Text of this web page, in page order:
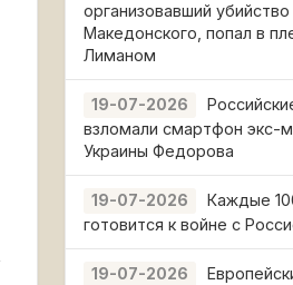
организовавший
Македонского, попал в
Лиманом
19-07-2026
взломали смартфон экс-
Украины Федорова
19-07-2026
Каждые
готовится к войне с
19-07-2026